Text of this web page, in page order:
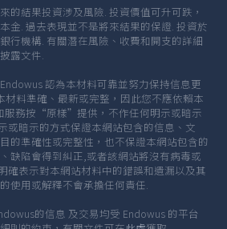
的結果投資涉及風險. 投資價值可升可跌，
金. 過去表現並不是將來結果的保證. 投資於
行機構. 有關潛在風險、收費和開支的詳細
露文件.
認為本材料可靠並努力保持信息更
材料準確、最新或完整，因此您不應依賴本
服務按“原樣”提供，不作任何明示或暗示
或暗示的方式保證本網站包含的信息、文
的準確性或完整性，也不保證本網站包含的
缺陷會得到糾正,或者該網站將沒有病毒或
確表示對本網站材料中的錯誤和遺漏以及其
使用或解釋不會承擔任何責任.
的信息 及交易均受 Endowus 的平台